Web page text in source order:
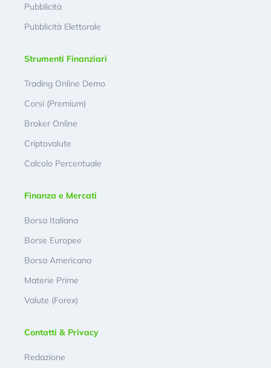
Pubblicità
Pubblicità Elettorale
Strumenti Finanziari
Trading Online Demo
Corsi (Premium)
Broker Online
Criptovalute
Calcolo Percentuale
Finanza e Mercati
Borsa Italiana
Borse Europee
Borsa Americana
Materie Prime
Valute (Forex)
Contatti & Privacy
Redazione